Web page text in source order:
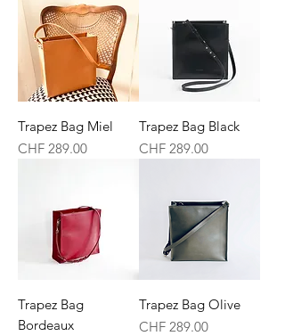
Trapez Bag Miel
Preis
CHF 289.00
Trapez Bag Black
Preis
CHF 289.00
Trapez Bag
Bordeaux
Trapez Bag Olive
Preis
CHF 289.00